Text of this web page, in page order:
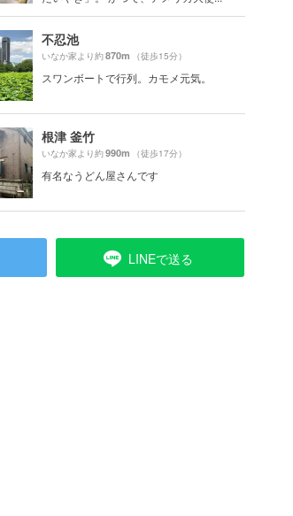
不忍池
いなか家より約870m （徒歩15分）
スワンボートで行列。カモメ元気。
根津 釜竹
いなか家より約990m （徒歩17分）
有名なうどん屋さんです
LINEで送る